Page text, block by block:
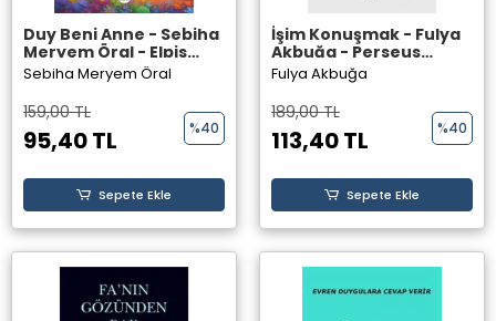
Duy Beni Anne - Sebiha
Meryem Öral - Elpis
Yayınları -
Sebiha Meryem Öral
159,00 TL
95,40 TL %40
Sepete Ekle
İşim Konuşmak - Fulya
Akbuğa - Perseus
Yayınevi -
Fulya Akbuğa
189,00 TL
113,40 TL %40
Sepete Ekle